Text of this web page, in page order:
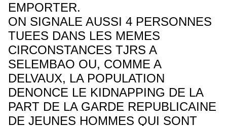
EMPORTER.
ON SIGNALE AUSSI 4 PERSONNES
TUEES DANS LES MEMES
CIRCONSTANCES TJRS A
SELEMBAO OU, COMME A
DELVAUX, LA POPULATION
DENONCE LE KIDNAPPING DE LA
PART DE LA GARDE REPUBLICAINE
DE JEUNES HOMMES QUI SONT